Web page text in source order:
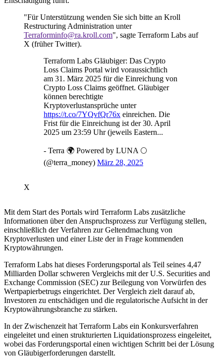
"Für Unterstützung wenden Sie sich bitte an Kroll
Restructuring Administration unter
Terraforminfo@ra.kroll.com", sagte Terraform Labs auf
X (früher Twitter).
Terraform Labs Gläubiger: Das Crypto
Loss Claims Portal wird voraussichtlich
am 31. März 2025 für die Einreichung von
Crypto Loss Claims geöffnet. Gläubiger
können berechtigte
Kryptoverlustansprüche unter
https://t.co/7YQvfQr76x einreichen. Die
Frist für die Einreichung ist der 30. April
2025 um 23:59 Uhr (jeweils Eastern...
- Terra 🌍 Powered by LUNA 🌕
(@terra_money) März 28, 2025
X
Mit dem Start des Portals wird Terraform Labs zusätzliche
Informationen über den Anspruchsprozess zur Verfügung stellen,
einschließlich der Verfahren zur Geltendmachung von
Kryptoverlusten und einer Liste der in Frage kommenden
Kryptowährungen.
Terraform Labs hat dieses Forderungsportal als Teil seines 4,47
Milliarden Dollar schweren Vergleichs mit der U.S. Securities and
Exchange Commission (SEC) zur Beilegung von Vorwürfen des
Wertpapierbetrugs eingerichtet. Der Vergleich zielt darauf ab,
Investoren zu entschädigen und die regulatorische Aufsicht in der
Kryptowährungsbranche zu stärken.
In der Zwischenzeit hat Terraform Labs ein Konkursverfahren
eingeleitet und einen strukturierten Liquidationsprozess eingeleitet,
wobei das Forderungsportal einen wichtigen Schritt bei der Lösung
von Gläubigerforderungen darstellt.